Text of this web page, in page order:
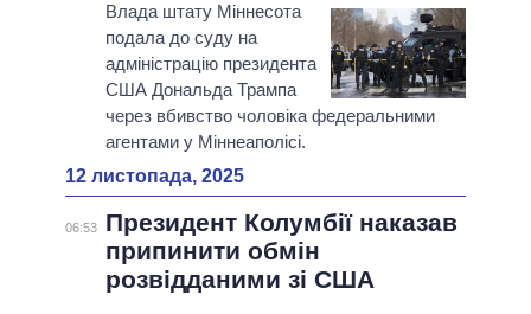
Влада штату Міннесота
подала до суду на
адміністрацію президента
США Дональда Трампа
через вбивство чоловіка федеральними
агентами у Міннеаполісі.
12 листопада, 2025
06:53
Президент Колумбії наказав
припинити обмін
розвідданими зі США